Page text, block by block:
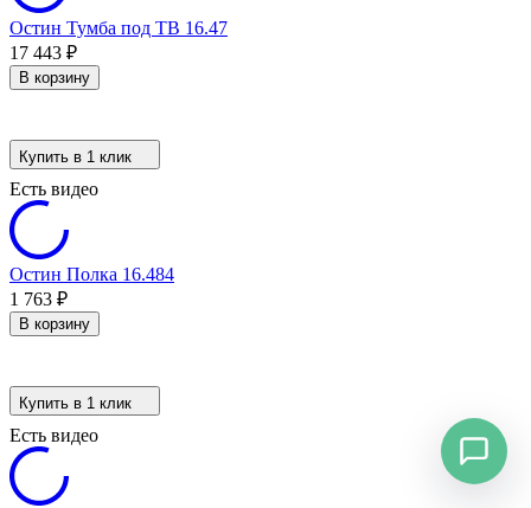
Остин Тумба под ТВ 16.47
17 443 ₽
В корзину
Купить в 1 клик
Есть видео
Остин Полка 16.484
1 763 ₽
В корзину
Купить в 1 клик
Есть видео